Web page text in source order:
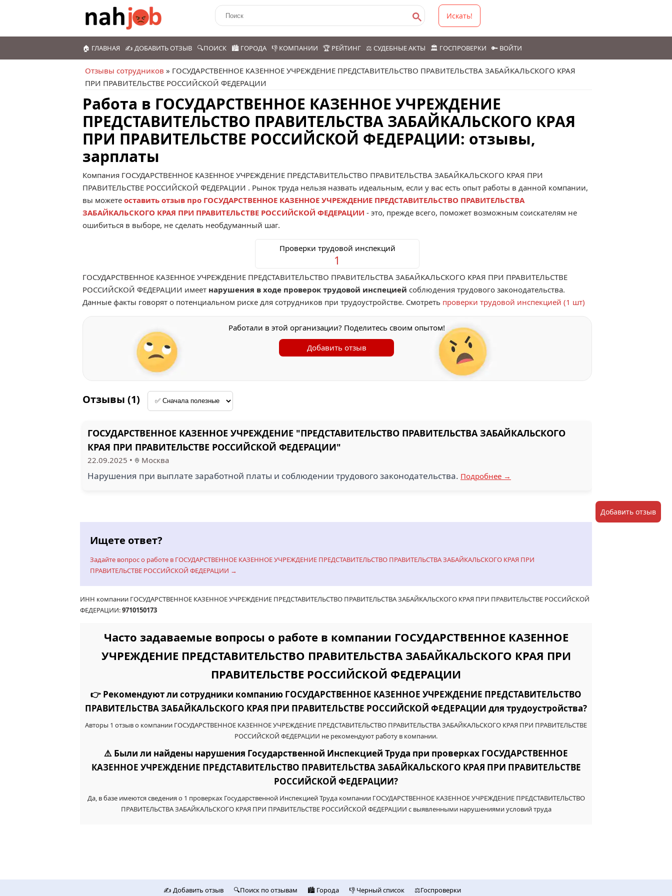
Искать!
🏠 ГЛАВНАЯ ✍️ ДОБАВИТЬ ОТЗЫВ 🔍ПОИСК 🏙️ ГОРОДА 👎 КОМПАНИИ 🏆 РЕЙТИНГ ⚖️ СУДЕБНЫЕ АКТЫ 🏛️ ГОСПРОВЕРКИ 🔑 ВОЙТИ
Отзывы сотрудников » ГОСУДАРСТВЕННОЕ КАЗЕННОЕ УЧРЕЖДЕНИЕ ПРЕДСТАВИТЕЛЬСТВО ПРАВИТЕЛЬСТВА ЗАБАЙКАЛЬСКОГО КРАЯ
ПРИ ПРАВИТЕЛЬСТВЕ РОССИЙСКОЙ ФЕДЕРАЦИИ
Работа в ГОСУДАРСТВЕННОЕ КАЗЕННОЕ УЧРЕЖДЕНИЕ
ПРЕДСТАВИТЕЛЬСТВО ПРАВИТЕЛЬСТВА ЗАБАЙКАЛЬСКОГО КРАЯ
ПРИ ПРАВИТЕЛЬСТВЕ РОССИЙСКОЙ ФЕДЕРАЦИИ: отзывы,
зарплаты
Компания ГОСУДАРСТВЕННОЕ КАЗЕННОЕ УЧРЕЖДЕНИЕ ПРЕДСТАВИТЕЛЬСТВО ПРАВИТЕЛЬСТВА ЗАБАЙКАЛЬСКОГО КРАЯ ПРИ
ПРАВИТЕЛЬСТВЕ РОССИЙСКОЙ ФЕДЕРАЦИИ . Рынок труда нельзя назвать идеальным, если у вас есть опыт работы в данной компании,
вы можете оставить отзыв про ГОСУДАРСТВЕННОЕ КАЗЕННОЕ УЧРЕЖДЕНИЕ ПРЕДСТАВИТЕЛЬСТВО ПРАВИТЕЛЬСТВА
ЗАБАЙКАЛЬСКОГО КРАЯ ПРИ ПРАВИТЕЛЬСТВЕ РОССИЙСКОЙ ФЕДЕРАЦИИ - это, прежде всего, поможет возможным соискателям не
ошибиться в выборе, не сделать необдуманный шаг.
Проверки трудовой инспекций
1
ГОСУДАРСТВЕННОЕ КАЗЕННОЕ УЧРЕЖДЕНИЕ ПРЕДСТАВИТЕЛЬСТВО ПРАВИТЕЛЬСТВА ЗАБАЙКАЛЬСКОГО КРАЯ ПРИ ПРАВИТЕЛЬСТВЕ
РОССИЙСКОЙ ФЕДЕРАЦИИ имеет нарушения в ходе проверок трудовой инспецией соблюдения трудового законодательства.
Данные факты говорят о потенциальном риске для сотрудников при трудоустройстве. Смотреть проверки трудовой инспекцией (1 шт)
Работали в этой организации? Поделитесь своим опытом!
Добавить отзыв
Отзывы (1)
ГОСУДАРСТВЕННОЕ КАЗЕННОЕ УЧРЕЖДЕНИЕ "ПРЕДСТАВИТЕЛЬСТВО ПРАВИТЕЛЬСТВА ЗАБАЙКАЛЬСКОГО
КРАЯ ПРИ ПРАВИТЕЛЬСТВЕ РОССИЙСКОЙ ФЕДЕРАЦИИ"
22.09.2025 • Москва
Нарушения при выплате заработной платы и соблюдении трудового законодательства. Подробнее →
Ищете ответ?
Задайте вопрос о работе в ГОСУДАРСТВЕННОЕ КАЗЕННОЕ УЧРЕЖДЕНИЕ ПРЕДСТАВИТЕЛЬСТВО ПРАВИТЕЛЬСТВА ЗАБАЙКАЛЬСКОГО КРАЯ ПРИ
ПРАВИТЕЛЬСТВЕ РОССИЙСКОЙ ФЕДЕРАЦИИ →
ИНН компании ГОСУДАРСТВЕННОЕ КАЗЕННОЕ УЧРЕЖДЕНИЕ ПРЕДСТАВИТЕЛЬСТВО ПРАВИТЕЛЬСТВА ЗАБАЙКАЛЬСКОГО КРАЯ ПРИ ПРАВИТЕЛЬСТВЕ РОССИЙСКОЙ
ФЕДЕРАЦИИ:9710150173
Часто задаваемые вопросы о работе в компании ГОСУДАРСТВЕННОЕ КАЗЕННОЕ
УЧРЕЖДЕНИЕ ПРЕДСТАВИТЕЛЬСТВО ПРАВИТЕЛЬСТВА ЗАБАЙКАЛЬСКОГО КРАЯ ПРИ
ПРАВИТЕЛЬСТВЕ РОССИЙСКОЙ ФЕДЕРАЦИИ
👉 Рекомендуют ли сотрудники компанию ГОСУДАРСТВЕННОЕ КАЗЕННОЕ УЧРЕЖДЕНИЕ ПРЕДСТАВИТЕЛЬСТВО
ПРАВИТЕЛЬСТВА ЗАБАЙКАЛЬСКОГО КРАЯ ПРИ ПРАВИТЕЛЬСТВЕ РОССИЙСКОЙ ФЕДЕРАЦИИ для трудоустройства?
Авторы 1 отзыв о компании ГОСУДАРСТВЕННОЕ КАЗЕННОЕ УЧРЕЖДЕНИЕ ПРЕДСТАВИТЕЛЬСТВО ПРАВИТЕЛЬСТВА ЗАБАЙКАЛЬСКОГО КРАЯ ПРИ ПРАВИТЕЛЬСТВЕ
РОССИЙСКОЙ ФЕДЕРАЦИИ не рекомендуют работу в компании.
⚠️ Были ли найдены нарушения Государственной Инспекцией Труда при проверках ГОСУДАРСТВЕННОЕ
КАЗЕННОЕ УЧРЕЖДЕНИЕ ПРЕДСТАВИТЕЛЬСТВО ПРАВИТЕЛЬСТВА ЗАБАЙКАЛЬСКОГО КРАЯ ПРИ ПРАВИТЕЛЬСТВЕ
РОССИЙСКОЙ ФЕДЕРАЦИИ?
Да, в базе имеются сведения о 1 проверках Государственной Инспекцией Труда компании ГОСУДАРСТВЕННОЕ КАЗЕННОЕ УЧРЕЖДЕНИЕ ПРЕДСТАВИТЕЛЬСТВО
ПРАВИТЕЛЬСТВА ЗАБАЙКАЛЬСКОГО КРАЯ ПРИ ПРАВИТЕЛЬСТВЕ РОССИЙСКОЙ ФЕДЕРАЦИИ с выявленными нарушениями условий труда
✍️ Добавить отзыв 🔍Поиск по отзывам 🏙️ Городa 👎 Черный список ⚖️Госпроверки
Добавить отзыв